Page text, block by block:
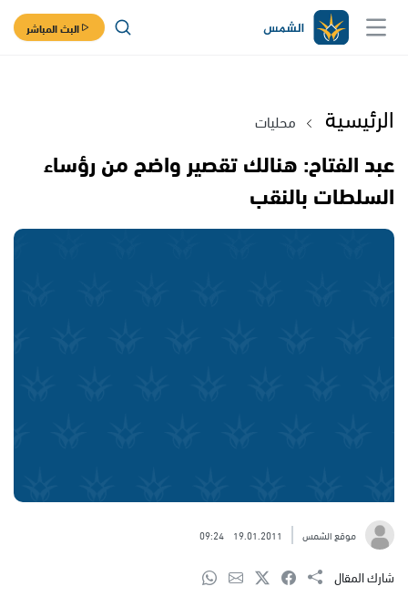
البث المباشر
الرئيسية محليات
عبد الفتاح: هنالك تقصير واضح من رؤساء
السلطات بالنقب
موقع الشمس 19.01.2011
09:24
شارك المقال